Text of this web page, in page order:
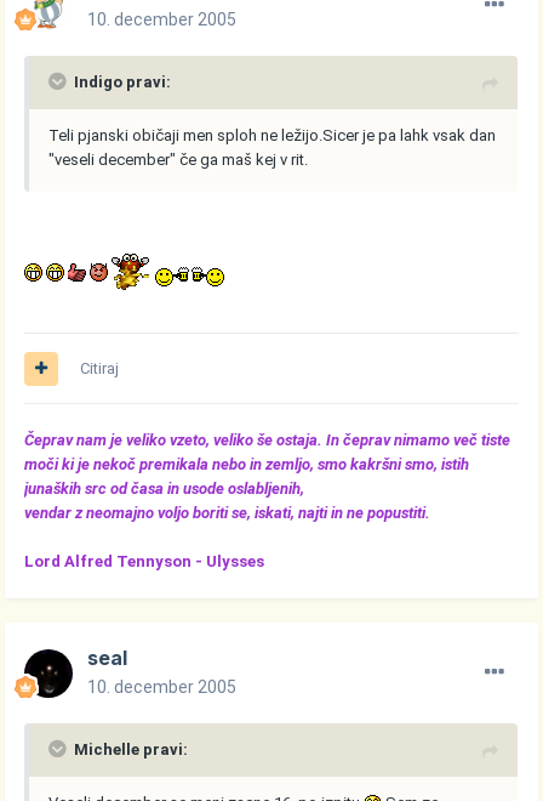
10. december 2005
Indigo pravi:
Teli pjanski običaji men sploh ne ležijo.Sicer je pa lahk vsak dan
"veseli december" če ga maš kej v rit.
Citiraj
Čeprav nam je veliko vzeto, veliko še ostaja. In čeprav nimamo več tiste
moči ki je nekoč premikala nebo in zemljo, smo kakršni smo, istih
junaških src od časa in usode oslabljenih,
vendar z neomajno voljo boriti se, iskati, najti in ne popustiti.
Lord Alfred Tennyson - Ulysses
seal
10. december 2005
Michelle pravi: